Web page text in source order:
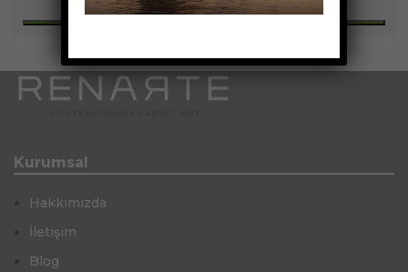
Kurumsal
Hakkımızda
İletişim
Blog